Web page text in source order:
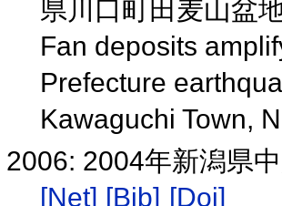
県川口町田麦山盆
Fan deposits
Prefecture
Kawaguchi Town,
2006: 2004年新潟県
[Net] [Bib] [Doi]